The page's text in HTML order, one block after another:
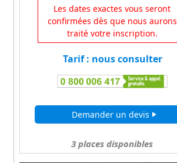
Les dates exactes vous seront
confirmées dès que nous aurons
traité votre inscription.
Tarif : nous consulter
Demander un devis play_arrow
3places disponibles